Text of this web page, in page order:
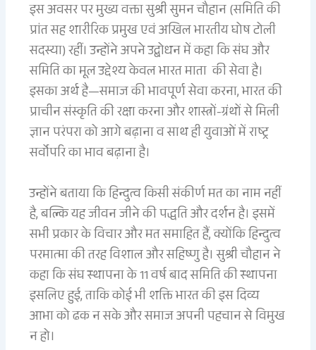
इस अवसर पर मुख्य वक्ता सुश्री सुमन चौहान (समिति की
प्रांत सह शारीरिक प्रमुख एवं अखिल भारतीय घोष टोली
सदस्या) रहीं। उन्होंने अपने उद्बोधन में कहा कि संघ और
समिति का मूल उद्देश्य केवल भारत माता की सेवा है।
इसका अर्थ है—समाज की भावपूर्ण सेवा करना, भारत की
प्राचीन संस्कृति की रक्षा करना और शास्त्रों-ग्रंथों से मिली
ज्ञान परंपरा को आगे बढ़ाना व साथ ही युवाओं में राष्ट्र
सर्वोपरि का भाव बढ़ाना है।
उन्होंने बताया कि हिन्दुत्व किसी संकीर्ण मत का नाम नहीं
है, बल्कि यह जीवन जीने की पद्धति और दर्शन है। इसमें
सभी प्रकार के विचार और मत समाहित हैं, क्योंकि हिन्दुत्व
परमात्मा की तरह विशाल और सहिष्णु है। सुश्री चौहान ने
कहा कि संघ स्थापना के 11 वर्ष बाद समिति की स्थापना
इसलिए हुई, ताकि कोई भी शक्ति भारत की इस दिव्य
आभा को ढक न सके और समाज अपनी पहचान से विमुख
न हो।